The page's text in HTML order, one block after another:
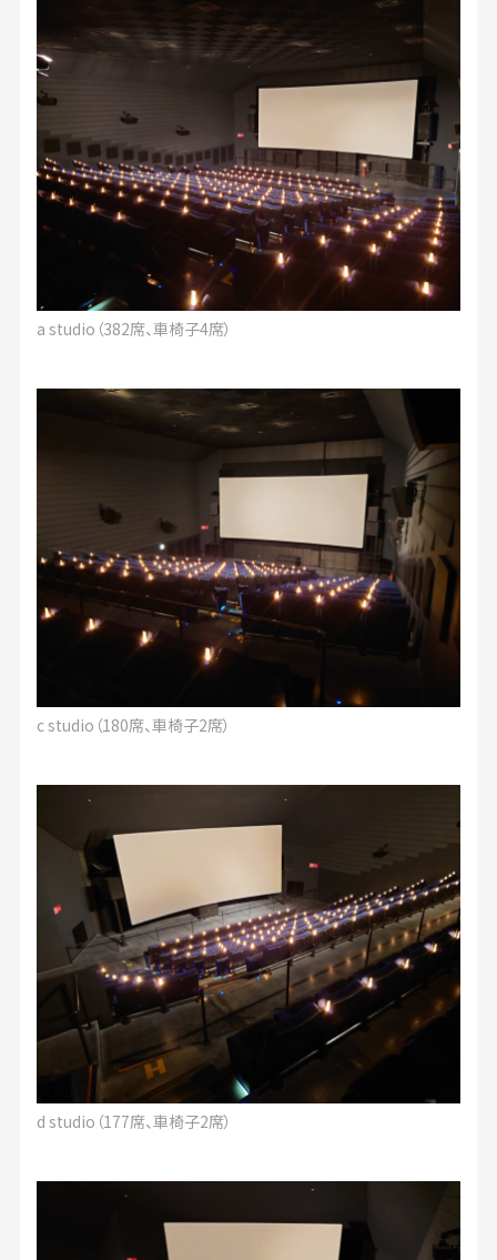
a studio（382席、車椅子4席）
c studio（180席、車椅子2席）
d studio（177席、車椅子2席）